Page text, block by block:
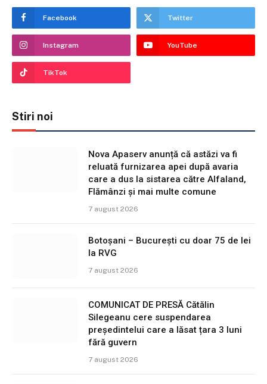
Facebook Twitter
Instagram YouTube
TikTok
Stiri noi
Nova Apaserv anunță că astăzi va fi
reluată furnizarea apei după avaria
care a dus la sistarea către Alfaland,
Flămânzi și mai multe comune
7 august 2026
Botoșani – București cu doar 75 de lei
la RVG
7 august 2026
COMUNICAT DE PRESĂ Cătălin
Silegeanu cere suspendarea
președintelui care a lăsat țara 3 luni
fără guvern
7 august 2026